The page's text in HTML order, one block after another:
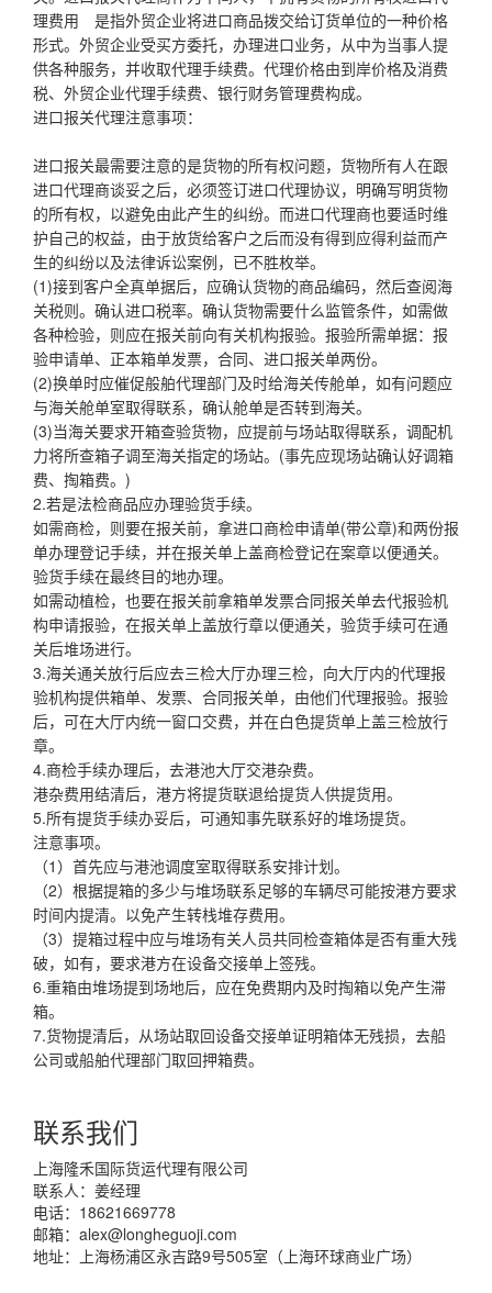
理费用 是指外贸企业将进口商品拨交给订货单位的一种价格
形式。外贸企业受买方委托，办理进口业务，从中为当事人提
供各种服务，并收取代理手续费。代理价格由到岸价格及消费
税、外贸企业代理手续费、银行财务管理费构成。
进口报关代理注意事项：
进口报关最需要注意的是货物的所有权问题，货物所有人在跟
进口代理商谈妥之后，必须签订进口代理协议，明确写明货物
的所有权，以避免由此产生的纠纷。而进口代理商也要适时维
护自己的权益，由于放货给客户之后而没有得到应得利益而产
生的纠纷以及法律诉讼案例，已不胜枚举。
(1)接到客户全真单据后，应确认货物的商品编码，然后查阅海
关税则。确认进口税率。确认货物需要什么监管条件，如需做
各种检验，则应在报关前向有关机构报验。报验所需单据：报
验申请单、正本箱单发票，合同、进口报关单两份。
(2)换单时应催促般舶代理部门及时给海关传舱单，如有问题应
与海关舱单室取得联系，确认舱单是否转到海关。
(3)当海关要求开箱查验货物，应提前与场站取得联系，调配机
力将所查箱子调至海关指定的场站。(事先应现场站确认好调箱
费、掏箱费。)
2.若是法检商品应办理验货手续。
如需商检，则要在报关前，拿进口商检申请单(带公章)和两份报
单办理登记手续，并在报关单上盖商检登记在案章以便通关。
验货手续在最终目的地办理。
如需动植检，也要在报关前拿箱单发票合同报关单去代报验机
构申请报验，在报关单上盖放行章以便通关，验货手续可在通
关后堆场进行。
3.海关通关放行后应去三检大厅办理三检，向大厅内的代理报
验机构提供箱单、发票、合同报关单，由他们代理报验。报验
后，可在大厅内统一窗口交费，并在白色提货单上盖三检放行
章。
4.商检手续办理后，去港池大厅交港杂费。
港杂费用结清后，港方将提货联退给提货人供提货用。
5.所有提货手续办妥后，可通知事先联系好的堆场提货。
注意事项。
（1）首先应与港池调度室取得联系安排计划。
（2）根据提箱的多少与堆场联系足够的车辆尽可能按港方要求
时间内提清。以免产生转栈堆存费用。
（3）提箱过程中应与堆场有关人员共同检查箱体是否有重大残
破，如有，要求港方在设备交接单上签残。
6.重箱由堆场提到场地后，应在免费期内及时掏箱以免产生滞
箱。
7.货物提清后，从场站取回设备交接单证明箱体无残损，去船
公司或船舶代理部门取回押箱费。
联系我们
上海隆禾国际货运代理有限公司
联系人：姜经理
电话：18621669778
邮箱： alex@longheguoji.com
地址：上海杨浦区永吉路9号505室（上海环球商业广场）